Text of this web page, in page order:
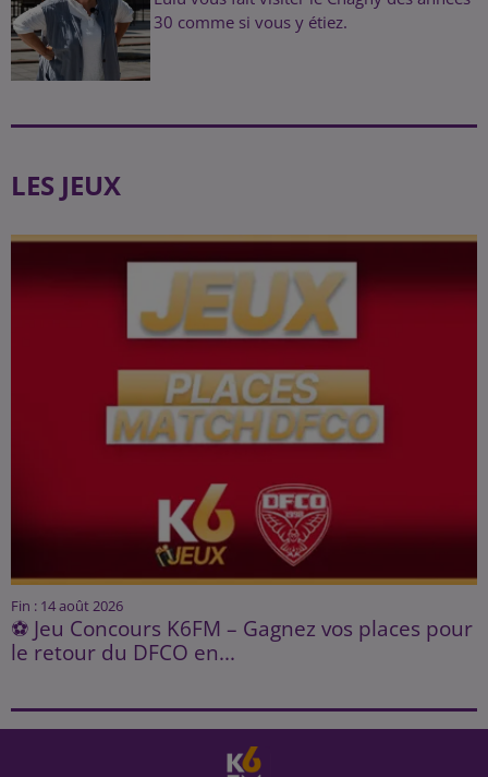
30 comme si vous y étiez.
LES JEUX
Fin : 14 août 2026
⚽ Jeu Concours K6FM – Gagnez vos places pour
le retour du DFCO en...